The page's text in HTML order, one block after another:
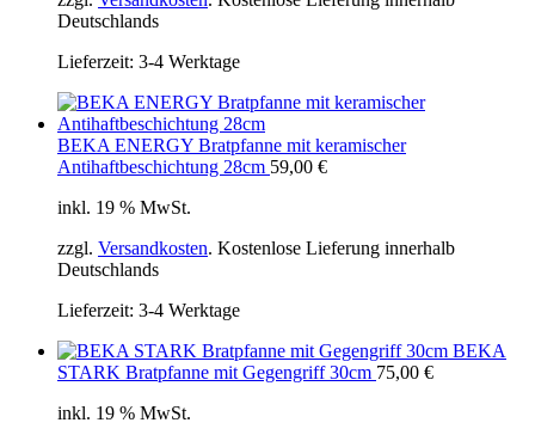
Deutschlands
Lieferzeit: 3-4 Werktage
BEKA ENERGY Bratpfanne mit keramischer
Antihaftbeschichtung 28cm 59,00 €
inkl. 19 % MwSt.
zzgl. Versandkosten. Kostenlose Lieferung innerhalb
Deutschlands
Lieferzeit: 3-4 Werktage
BEKA
STARK Bratpfanne mit Gegengriff 30cm 75,00 €
inkl. 19 % MwSt.